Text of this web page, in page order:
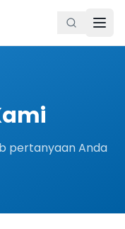
pertanyaan Anda